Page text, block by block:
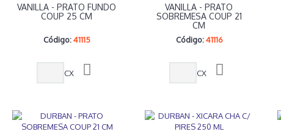
VANILLA - PRATO FUNDO
COUP 25 CM
Código:41115
CX
VANILLA - PRATO
SOBREMESA COUP 21
CM
Código: 41116
CX